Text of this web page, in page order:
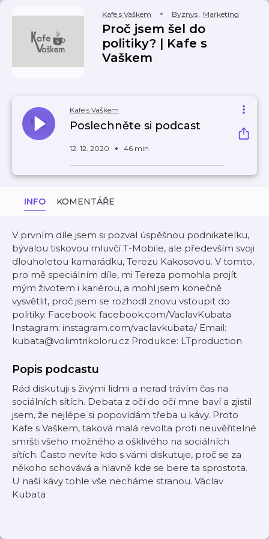
Kafe s Vaškem Byznys, Marketing
Proč jsem šel do
politiky? | Kafe s
Vaškem
Kafe s Vaškem
Poslechněte si podcast
12. 12. 2020 46 min
INFO KOMENTÁŘE
V prvním díle jsem si pozval úspěšnou podnikatelku,
bývalou tiskovou mluvčí T-Mobile, ale především svoji
dlouholetou kamarádku, Terezu Kakosovou. V tomto,
pro mě speciálním díle, mi Tereza pomohla projít
mým životem i kariérou, a mohl jsem konečně
vysvětlit, proč jsem se rozhodl znovu vstoupit do
politiky. Facebook: facebook.com/VaclavKubata
Instagram: instagram.com/vaclavkubata/ Email:
kubata@volimtrikoloru.cz Produkce: LTproduction
Popis podcastu
Rád diskutuji s živými lidmi a nerad trávím čas na
sociálních sítích. Debata z očí do očí mne baví a zjistil
jsem, že nejlépe si popovídám třeba u kávy. Proto
Kafe s Vaškem, taková malá revolta proti neuvěřitelné
smršti všeho možného a ošklivého na sociálních
sítích. Často nevíte kdo s vámi diskutuje, proč se za
někoho schovává a hlavně kde se bere ta sprostota.
U naší kávy tohle vše necháme stranou. Václav
Kubata